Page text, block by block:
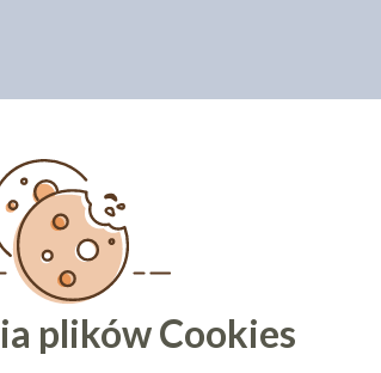
plików Cookies